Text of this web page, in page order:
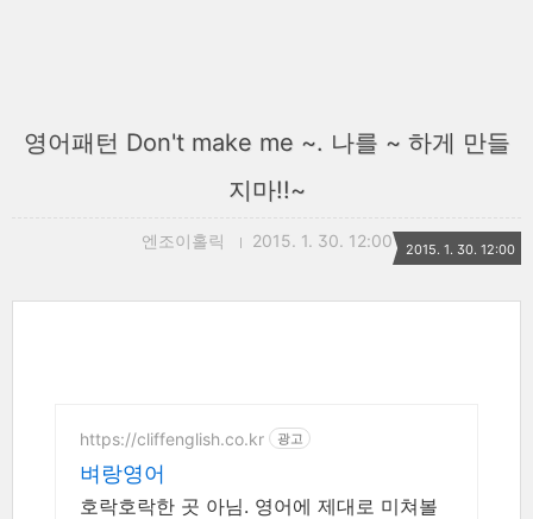
영어패턴 Don't make me ~. 나를 ~ 하게 만들
지마!!~
엔조이홀릭 2015. 1. 30. 12:00 2015. 1. 30. 12:00
https://cliffenglish.co.kr 광고
벼랑영어
호락호락한 곳 아님. 영어에 제대로 미쳐볼